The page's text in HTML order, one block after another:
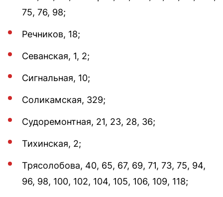
75, 76, 98;
Речников, 18;
Севанская, 1, 2;
Сигнальная, 10;
Соликамская, 329;
Судоремонтная, 21, 23, 28, 36;
Тихинская, 2;
Трясолобова, 40, 65, 67, 69, 71, 73, 75, 94,
96, 98, 100, 102, 104, 105, 106, 109, 118;